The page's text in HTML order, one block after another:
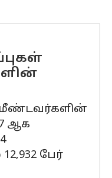
மீண்டவர்களின்
ஆக
பேர்